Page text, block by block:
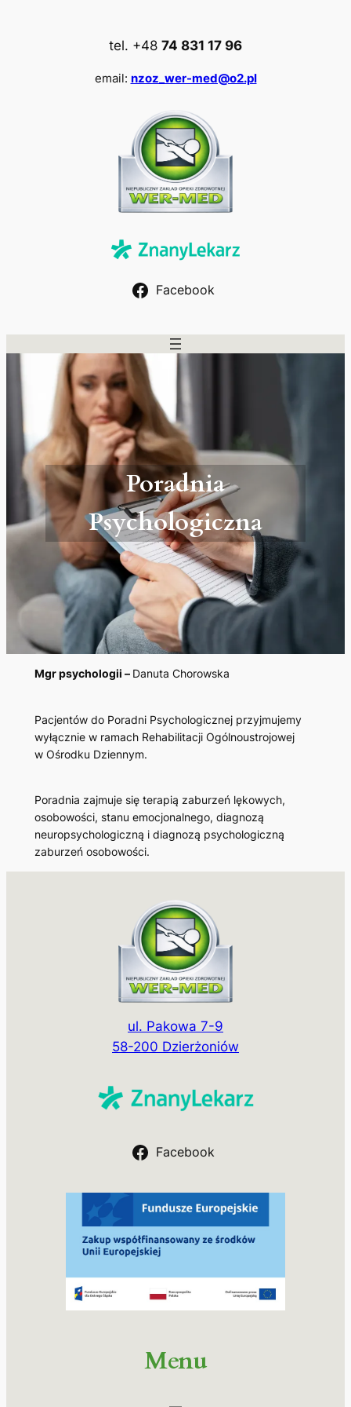
tel. +48 74 831 17 96
email: nzoz_wer-med@o2.pl
Facebook
Poradnia
Psychologiczna
Mgr psychologii – Danuta Chorowska
Pacjentów do Poradni Psychologicznej przyjmujemy
wyłącznie w ramach Rehabilitacji Ogólnoustrojowej
w Ośrodku Dziennym.
Poradnia zajmuje się terapią zaburzeń lękowych,
osobowości, stanu emocjonalnego, diagnozą
neuropsychologiczną i diagnozą psychologiczną
zaburzeń osobowości.
ul. Pakowa 7-9
58-200 Dzierżoniów
Facebook
Menu